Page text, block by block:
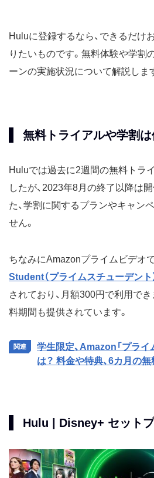
Huluに登録するなら、できるだけ
りたいものです。無料体験や学割
ーンの実施状況について解説しま
無料トライアルや学割は
Huluでは過去に2週間の無料トラ
したが、2023年8月の終了以降は
た、学割に関するプランやキャン
せん。
ちなみにAmazonプライムビデオで
Student（プライムスチューデント
されており、月額300円で利用で
料期間も提供されています。
学生限定、Amazon「プライ
は？ 料金や特典、6カ月の
Hulu | Disney+ セット